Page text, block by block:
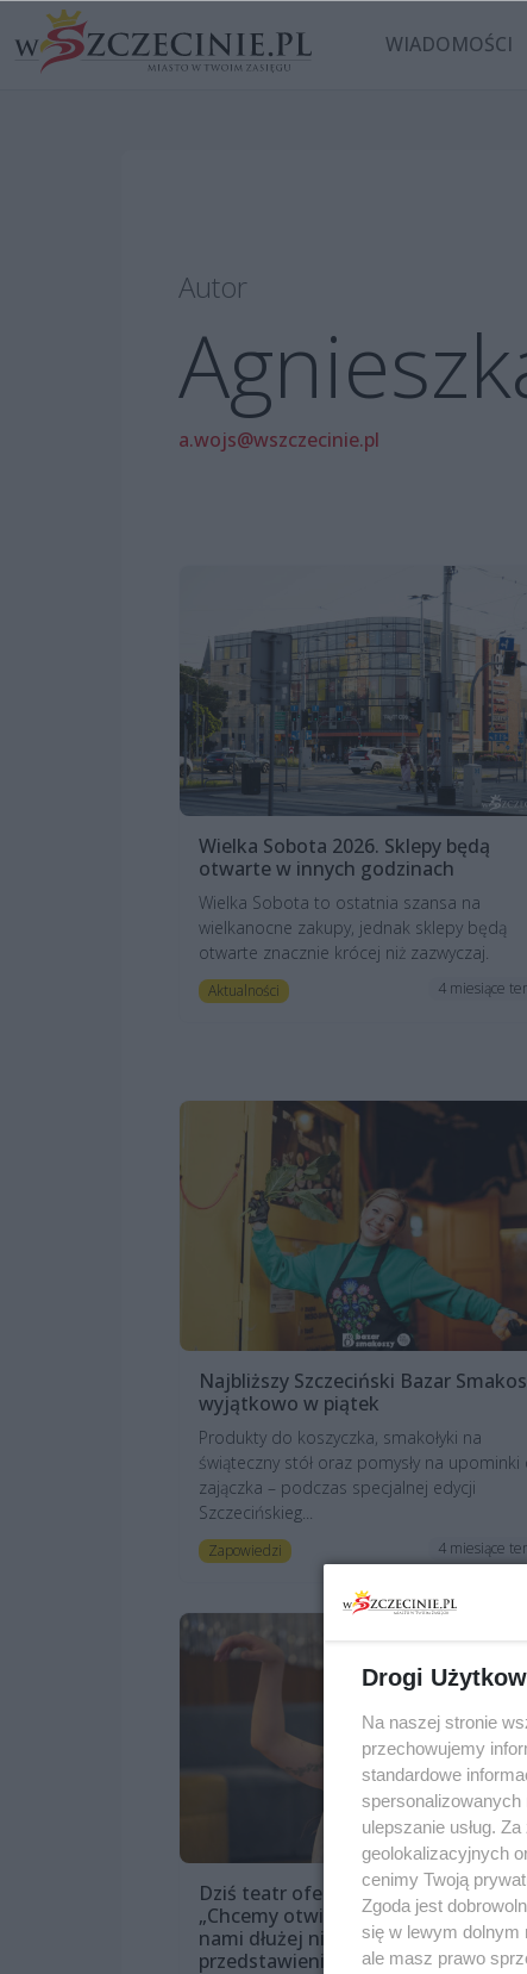
WIADOMOŚCI
Autor
a.wojs@wszczecinie.pl
Wielka Sobota 2026. Sklepy będą
otwarte w innych godzinach
Wielka Sobota to ostatnia szansa na
wielkanocne zakupy, jednak sklepy będą
otwarte znacznie krócej niż zazwyczaj.
Aktualności 4 miesiące
Najbliższy Szczeciński Bazar
wyjątkowo w piątek
Produkty do koszyczka, smakołyki na
świąteczny stół oraz pomysły na upominki
zajączka – podczas specjalnej edycji
Szczecińskieg...
Zapowiedzi 4 miesiące
Dziś teatr oferuje znacznie więcej.
„Chcemy otwierać widza na bycie z
nami dłużej niż tylko na
przedstawieniu”
Drogi
Na naszej stronie
przechowujemy
standardowe
spersonalizowanych
ulepszanie usług.
geolokalizacyjnych
cenimy Twoją
Zgoda jest
się w lewym dolnym
ale masz prawo